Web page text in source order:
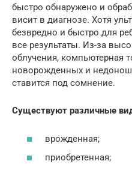
быстро обнаружено и
висит в диагнозе. Хотя
безвредно и быстро для
все результаты. Из-за
облучения, компьютерная
новорожденных и
ставится под сомнение.
Существуют различные
врожденная;
приобретенная;